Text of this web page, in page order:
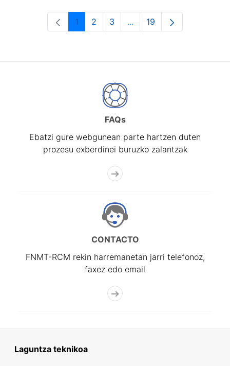
Orrialdea
1 Orrialdea
2 Orrialdea
3 ...Intermediate Pages Use
Orrialdea
19
FAQs
Ebatzi gure webgunean parte hartzen duten
prozesu exberdinei buruzko zalantzak
CONTACTO
FNMT-RCM rekin harremanetan jarri telefonoz,
faxez edo email
Laguntza teknikoa